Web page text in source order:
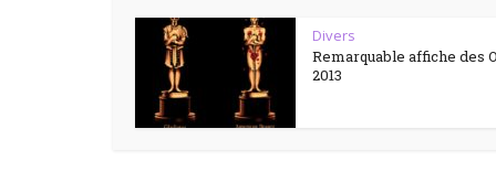
Divers
Remarquable affiche des
2013